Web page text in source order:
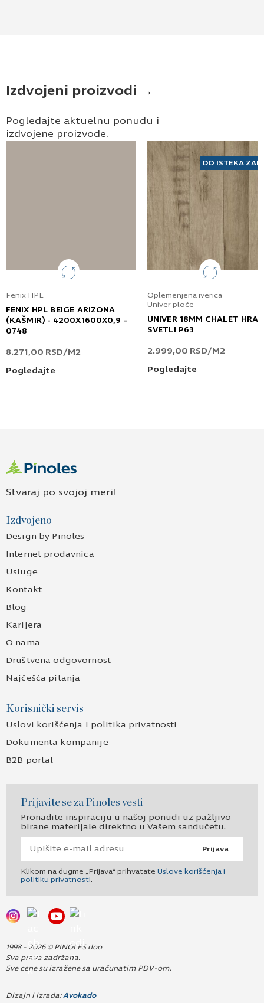
Izdvojeni proizvodi →
Pogledajte aktuelnu ponudu i
izdvojene proizvode.
Fenix HPL
FENIX HPL BEIGE ARIZONA
(KAŠMIR) - 4200X1600X0,9 -
0748
8.271,00 RSD/M2
Pogledajte
DO ISTEKA
Oplemenjena iverica -
Univer ploče
UNIVER 18MM CHALET
SVETLI P63
2.999,00 RSD/M2
Pogledajte
Stvaraj po svojoj meri!
Izdvojeno
Design by Pinoles
Internet prodavnica
Usluge
Kontakt
Blog
Karijera
O nama
Društvena odgovornost
Najčešća pitanja
Korisnički servis
Uslovi korišćenja i politika privatnosti
Dokumenta kompanije
B2B portal
Prijavite se za Pinoles vesti
Pronađite inspiraciju u našoj ponudi uz pažljivo
birane materijale direktno u Vašem sandučetu.
Prijava
Klikom na dugme „Prijava“ prihvatate Uslove korišćenja i
politiku privatnosti.
1998 - 2026 © PINOLES doo
Sva prava zadržana.
Sve cene su izražene sa uračunatim PDV-om.
Dizajn i izrada: Avokado